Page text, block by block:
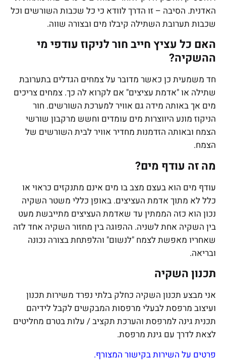
האדנית. הסיבה – זו הדרך לוודא כי כל שכבות השורשים וכל
שכבות תערובת השתילה קיבלו מים ובצורה שווה.
האם כל עציץ חייב חור לניקוז עודפי מי
ההשקיה?
חד משמעית כן כאשר מדובר על צמחים הגדלים בתערובת
שתילה או "אדמת עציצים" אם לקרוא לה כך. צמחים צריכים
מים אך באותה מידה גם אוויר למערכת השורשים. חור
הניקוז מונע היווצרות מים עומדים וחשש מרקבון שורשי
הצמח ובאותה הזדמנות מחדיר אוויר לבית השורשים של
הצמח.
מה זה עודף מים?
עודף מים הוא בעצם מצב בו מים אינם מתנקזים כראוי או
כלל לא מתוך אדמת העציצים. באופן כללי משטר השקיה
נכון הוא כזה הממתין עד שאדמת העציצים מתייבשת מעט
בין השקיה אחת לשניה. ההפוגה בין מחזור השקיה אחד לזה
שאחריו מאפשת לצמח "לנשום" והלפתחת בצורה נכונה
ובריאה.
תכנון השקיה
אני מבצע תכנון השקיה כחלק בלתי נפרד משירות תכנון
ועיצוב מרפסת לבעלי מרפסות המבקשים לקבל לידיהם
תכנית גינה למרפסת והערכת תקציב / עלות בטרם מחליטים
לצאת לדרך עם גינת מרפסת.
פרטים על השירות בקישור המצורף.